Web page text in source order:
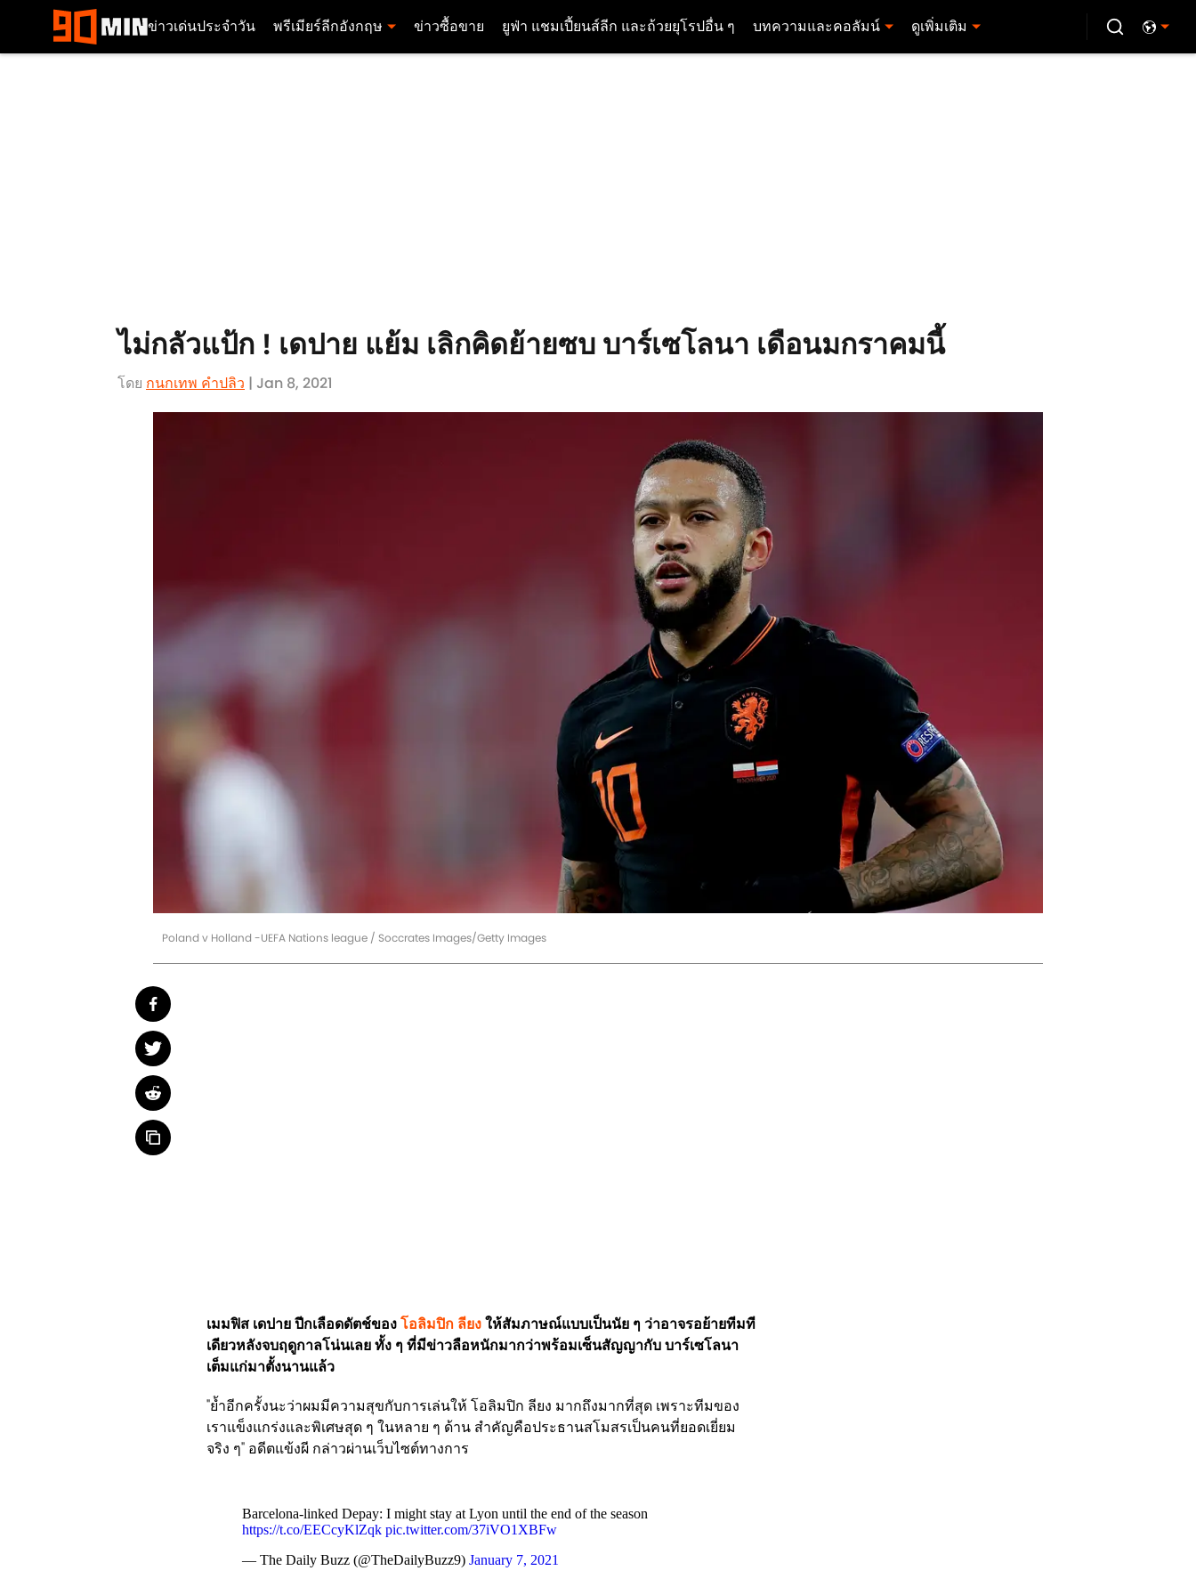
ข่าวเด่นประจำวัน พรีเมียร์ลีกอังกฤษ ข่าวซื้อขาย ยูฟ่า แชมเปี้ยนส์ลีก และถ้วยยุโรปอื่น ๆ บทความและคอลัมน์ ดูเพิ่มเติม
ไม่กลัวแป้ก ! เดปาย แย้ม เลิกคิดย้ายซบ บาร์เซโลนา เดือนมกราคมนี้
โดย กนกเทพ คำปลิว | Jan 8, 2021
Poland v Holland -UEFA Nations league / Soccrates Images/Getty Images
เมมฟิส เดปาย ปีกเลือดดัตช์ของโอลิมปิก ลียงให้สัมภาษณ์แบบเป็นนัย ๆ ว่าอาจรอย้ายทีมที
เดียวหลังจบฤดูกาลโน่นเลย ทั้ง ๆ ที่มีข่าวลือหนักมากว่าพร้อมเซ็นสัญญากับ บาร์เซโลนา
เต็มแก่มาตั้งนานแล้ว
"ย้ำอีกครั้งนะว่าผมมีความสุขกับการเล่นให้ โอลิมปิก ลียง มากถึงมากที่สุด เพราะทีมของ
เราแข็งแกร่งและพิเศษสุด ๆ ในหลาย ๆ ด้าน สำคัญคือประธานสโมสรเป็นคนที่ยอดเยี่ยม
จริง ๆ" อดีตแข้งผี กล่าวผ่านเว็บไซต์ทางการ
Barcelona-linked Depay: I might stay at Lyon until the end of the season
https://t.co/EECcyKlZqk pic.twitter.com/37iVO1XBFw
— The Daily Buzz (@TheDailyBuzz9) January 7, 2021